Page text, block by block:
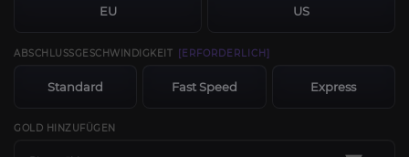
EU US
ABSCHLUSSGESCHWINDIGKEIT [ERFORDERLICH]
Standard Fast Speed Express
GOLD HINZUFÜGEN